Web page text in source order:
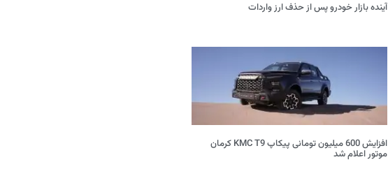
آینده بازار خودرو پس از حذف ارز واردات
افزایش 600 میلیون تومانی پیکاپ KMC T9 کرمان
موتور اعلام شد